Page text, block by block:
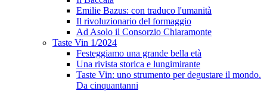
Emilie Bazus: con traduco l'umanità
Il rivoluzionario del formaggio
Ad Asolo il Consorzio Chiaramonte
Taste Vin 1/2024
Festeggiamo una grande bella età
Una rivista storica e lungimirante
Taste Vin: uno strumento per degustare il mondo.
Da cinquantanni